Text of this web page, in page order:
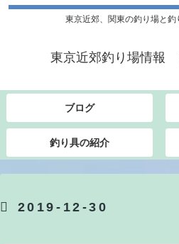
東京近郊、関東の釣り場と
東京近郊釣り場情報
ブログ
釣り具の紹介
2019-12-30